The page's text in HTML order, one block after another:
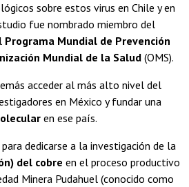
sobre estos virus en Chile y en
fue nombrado miembro del
Programa Mundial de Prevención
Mundial de la Salud (OMS).
acceder al más alto nivel del
en México y fundar una
en ese país.
dedicarse a la investigación de la
del cobre en el proceso productivo
Minera Pudahuel (conocido como